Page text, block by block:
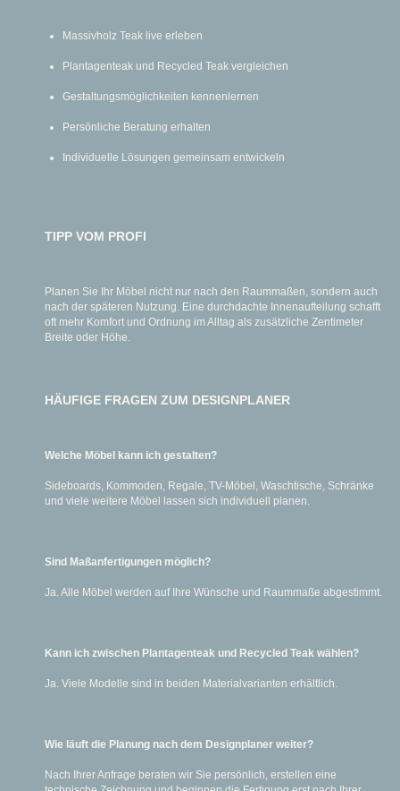
Massivholz Teak live erleben
Plantagenteak und Recycled Teak vergleichen
Gestaltungsmöglichkeiten kennenlernen
Persönliche Beratung erhalten
Individuelle Lösungen gemeinsam entwickeln
TIPP VOM PROFI
Planen Sie Ihr Möbel nicht nur nach den Raummaßen, sondern auch
nach der späteren Nutzung. Eine durchdachte Innenaufteilung schafft
oft mehr Komfort und Ordnung im Alltag als zusätzliche Zentimeter
Breite oder Höhe.
HÄUFIGE FRAGEN ZUM DESIGNPLANER
Welche Möbel kann ich gestalten?
Sideboards, Kommoden, Regale, TV-Möbel, Waschtische, Schränke
und viele weitere Möbel lassen sich individuell planen.
Sind Maßanfertigungen möglich?
Ja. Alle Möbel werden auf Ihre Wünsche und Raummaße abgestimmt.
Kann ich zwischen Plantagenteak und Recycled Teak wählen?
Ja. Viele Modelle sind in beiden Materialvarianten erhältlich.
Wie läuft die Planung nach dem Designplaner weiter?
Nach Ihrer Anfrage beraten wir Sie persönlich, erstellen eine